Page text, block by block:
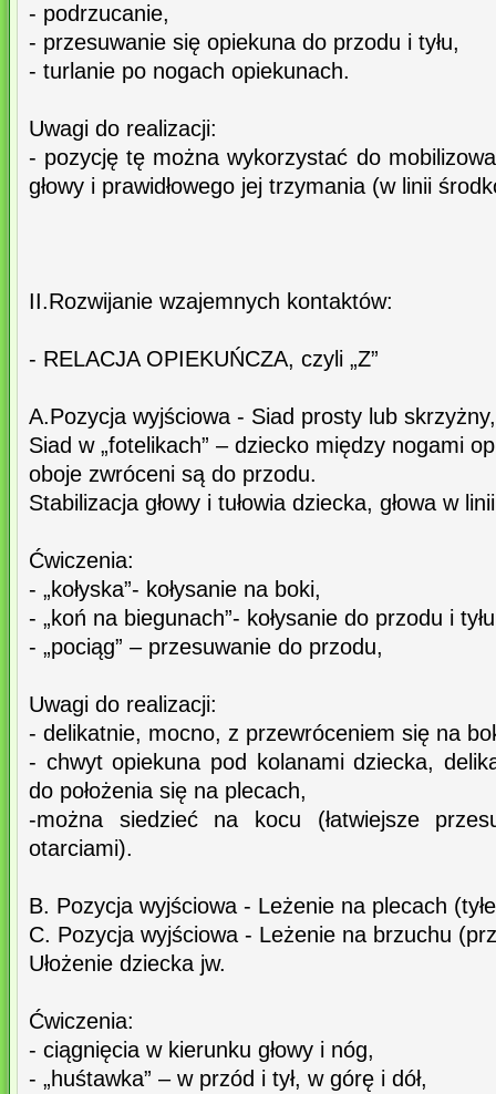
- podrzucanie,
- przesuwanie się opiekuna do przodu i tyłu,
- turlanie po nogach opiekunach.
Uwagi do realizacji:
- pozycję tę można wykorzystać do
głowy i prawidłowego jej trzymania (w linii
II.Rozwijanie wzajemnych kontaktów:
- RELACJA OPIEKUŃCZA, czyli „Z”
A.Pozycja wyjściowa - Siad prosty lub
Siad w „fotelikach” – dziecko między nogami
oboje zwróceni są do przodu.
Stabilizacja głowy i tułowia dziecka, głowa w
Ćwiczenia:
- „kołyska”- kołysanie na boki,
- „koń na biegunach”- kołysanie do przodu i
- „pociąg” – przesuwanie do przodu,
Uwagi do realizacji:
- delikatnie, mocno, z przewróceniem się na
- chwyt opiekuna pod kolanami dziecka,
do położenia się na plecach,
-można siedzieć na kocu (łatwiejsze
otarciami).
B. Pozycja wyjściowa - Leżenie na plecach
C. Pozycja wyjściowa - Leżenie na brzuchu
Ułożenie dziecka jw.
Ćwiczenia:
- ciągnięcia w kierunku głowy i nóg,
- „huśtawka” – w przód i tył, w górę i dół,